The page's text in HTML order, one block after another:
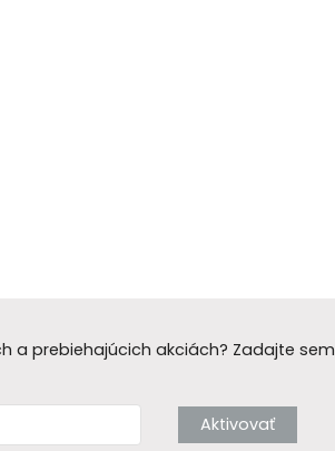
a prebiehajúcich akciách? Zadajte sem
Aktivovať